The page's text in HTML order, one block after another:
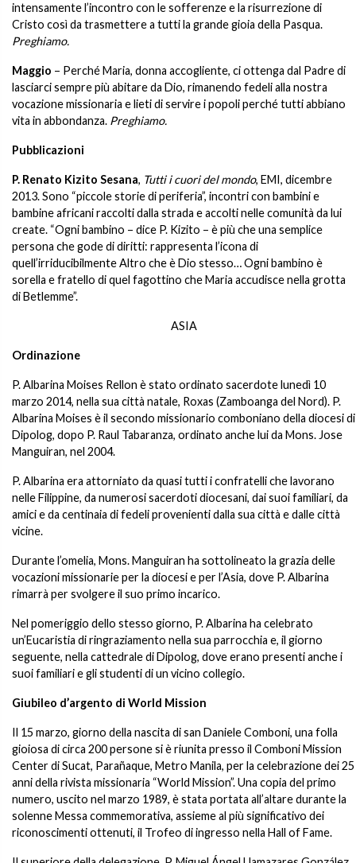
intensamente l’incontro con le sofferenze e la risurrezione di
Cristo così da trasmettere a tutti la grande gioia della Pasqua.
Preghiamo.
Maggio – Perché Maria, donna accogliente, ci ottenga dal Padre di
lasciarci sempre più abitare da Dio, rimanendo fedeli alla nostra
vocazione missionaria e lieti di servire i popoli perché tutti abbiano
vita in abbondanza. Preghiamo.
Pubblicazioni
P. Renato Kizito Sesana, Tutti i cuori del mondo, EMI, dicembre
2013. Sono “piccole storie di periferia”, incontri con bambini e
bambine africani raccolti dalla strada e accolti nelle comunità da lui
create. “Ogni bambino – dice P. Kizito – è più che una semplice
persona che gode di diritti: rappresenta l’icona di
quell’irriducibilmente Altro che è Dio stesso… Ogni bambino è
sorella e fratello di quel fagottino che Maria accudisce nella grotta
di Betlemme”.
ASIA
Ordinazione
P. Albarina Moises Rellon è stato ordinato sacerdote lunedì 10
marzo 2014, nella sua città natale, Roxas (Zamboanga del Nord). P.
Albarina Moises è il secondo missionario comboniano della diocesi di
Dipolog, dopo P. Raul Tabaranza, ordinato anche lui da Mons. Jose
Manguiran, nel 2004.
P. Albarina era attorniato da quasi tutti i confratelli che lavorano
nelle Filippine, da numerosi sacerdoti diocesani, dai suoi familiari, da
amici e da centinaia di fedeli provenienti dalla sua città e dalle città
vicine.
Durante l’omelia, Mons. Manguiran ha sottolineato la grazia delle
vocazioni missionarie per la diocesi e per l’Asia, dove P. Albarina
rimarrà per svolgere il suo primo incarico.
Nel pomeriggio dello stesso giorno, P. Albarina ha celebrato
un’Eucaristia di ringraziamento nella sua parrocchia e, il giorno
seguente, nella cattedrale di Dipolog, dove erano presenti anche i
suoi familiari e gli studenti di un vicino collegio.
Giubileo d’argento di World Mission
Il 15 marzo, giorno della nascita di san Daniele Comboni, una folla
gioiosa di circa 200 persone si è riunita presso il Comboni Mission
Center di Sucat, Parañaque, Metro Manila, per la celebrazione dei 25
anni della rivista missionaria “World Mission”. Una copia del primo
numero, uscito nel marzo 1989, è stata portata all’altare durante la
solenne Messa commemorativa, assieme al più significativo dei
riconoscimenti ottenuti, il Trofeo di ingresso nella Hall of Fame.